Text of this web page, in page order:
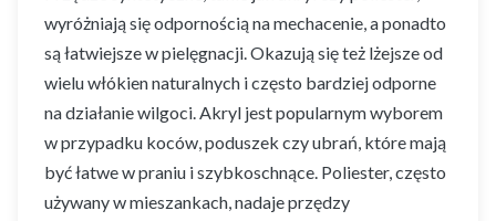
wyróżniają się odpornością na mechacenie, a ponadto
są łatwiejsze w pielęgnacji. Okazują się też lżejsze od
wielu włókien naturalnych i często bardziej odporne
na działanie wilgoci. Akryl jest popularnym wyborem
w przypadku koców, poduszek czy ubrań, które mają
być łatwe w praniu i szybkoschnące. Poliester, często
używany w mieszankach, nadaje przędzy